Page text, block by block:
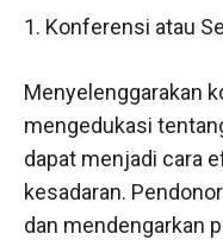
1. Konferensi atau
Menyelenggarakan
mengedukasi
dapat menjadi cara
kesadaran.
dan mendengarkan